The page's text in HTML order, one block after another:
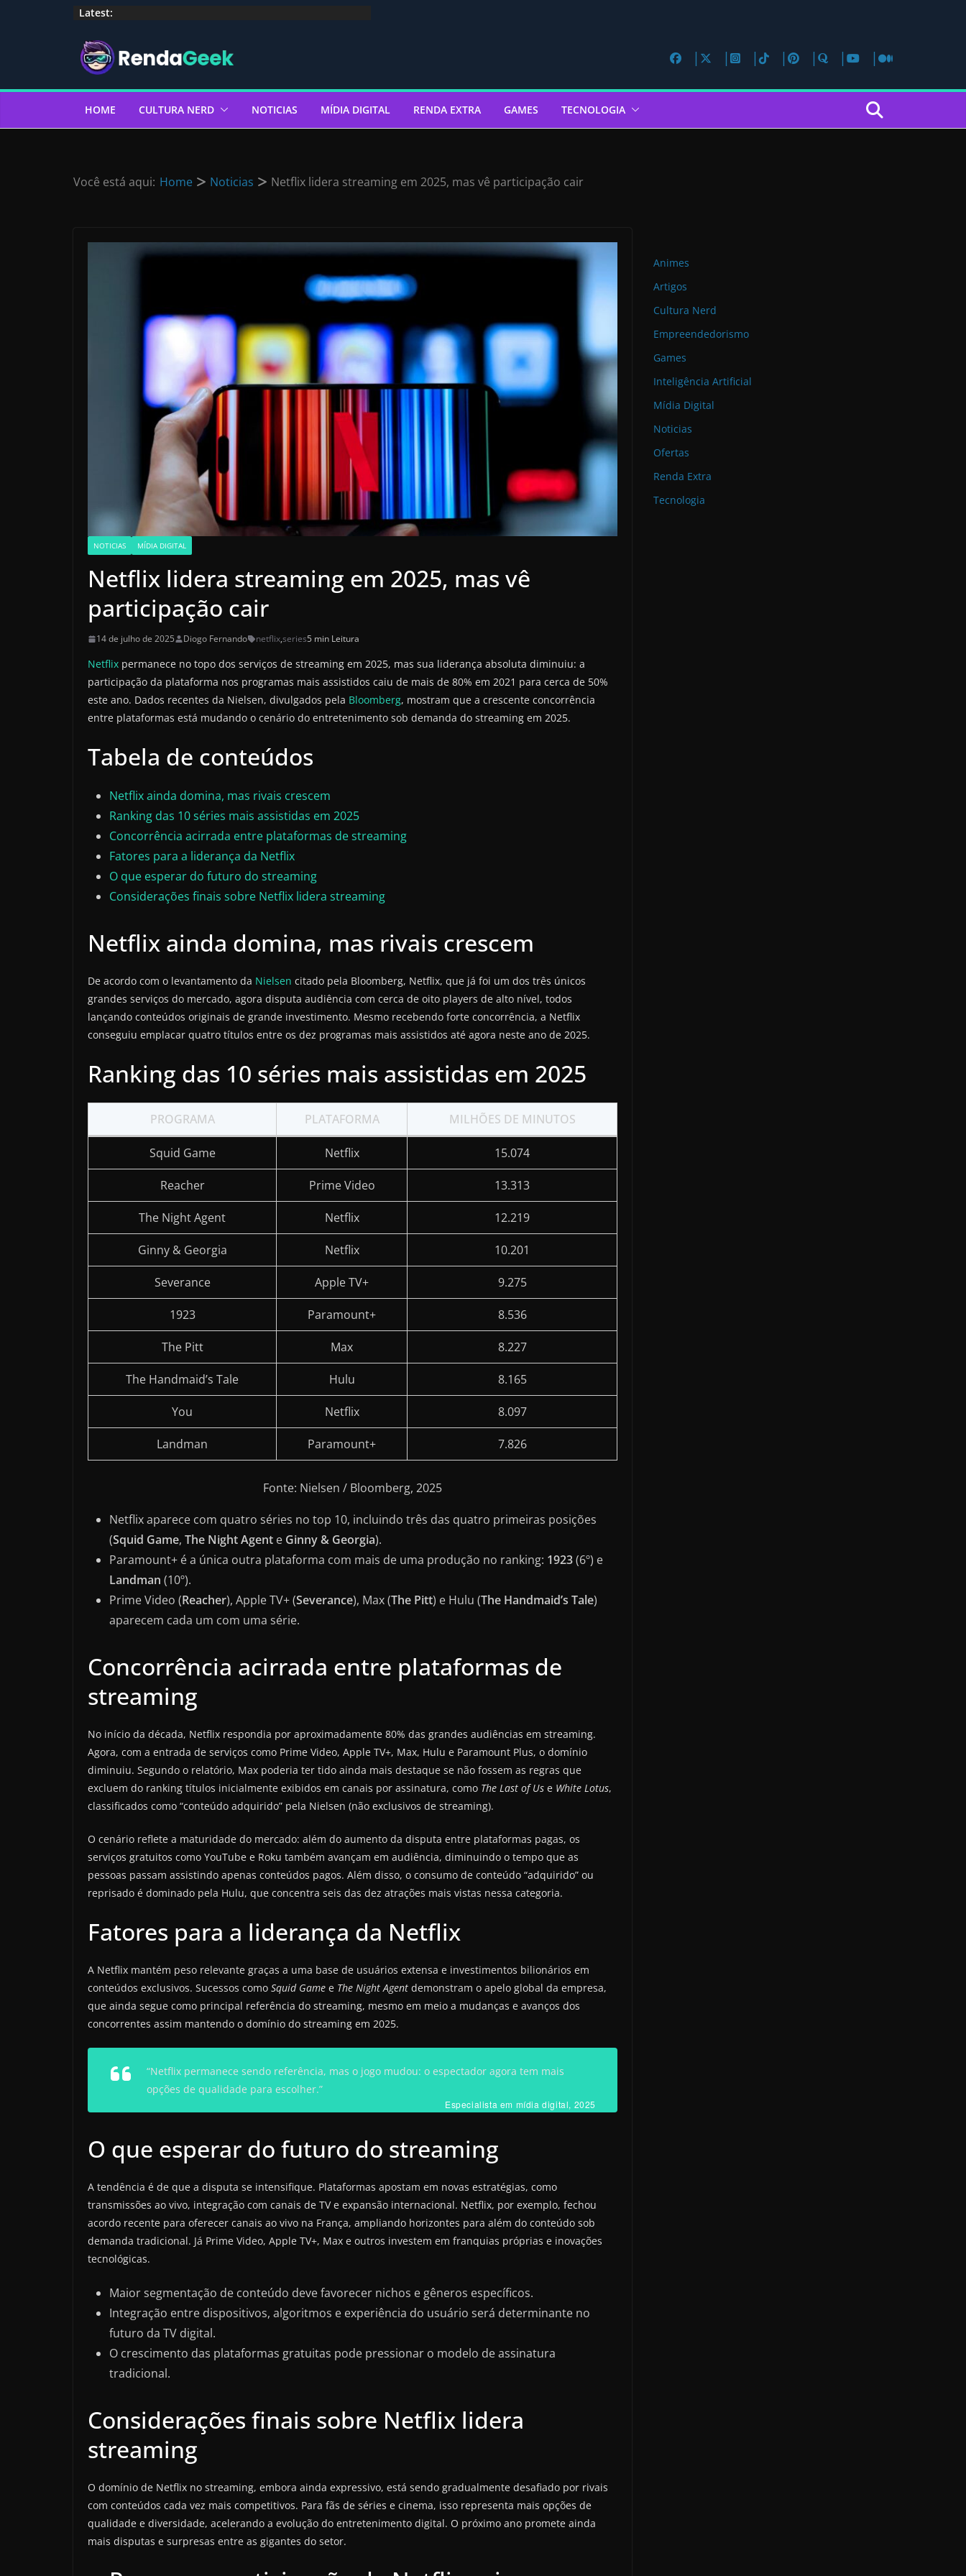
Latest:
HOME CULTURA NERD NOTICIAS MÍDIA DIGITAL RENDA EXTRA GAMES TECNOLOGIA
Você está aqui: Home Noticias Netflix lidera streaming em 2025, mas vê participação cair
NOTICIAS MÍDIA DIGITAL
Netflix lidera streaming em 2025, mas vê
participação cair
14 de julho de 2025 Diogo Fernando netflix,series5 min Leitura
Netflix permanece no topo dos serviços de streaming em 2025, mas sua liderança absoluta diminuiu: a
participação da plataforma nos programas mais assistidos caiu de mais de 80% em 2021 para cerca de 50%
este ano. Dados recentes da Nielsen, divulgados pela Bloomberg, mostram que a crescente concorrência
entre plataformas está mudando o cenário do entretenimento sob demanda do streaming em 2025.
Tabela de conteúdos
Netflix ainda domina, mas rivais crescem
Ranking das 10 séries mais assistidas em 2025
Concorrência acirrada entre plataformas de streaming
Fatores para a liderança da Netflix
O que esperar do futuro do streaming
Considerações finais sobre Netflix lidera streaming
Netflix ainda domina, mas rivais crescem
De acordo com o levantamento da Nielsen citado pela Bloomberg, Netflix, que já foi um dos três únicos
grandes serviços do mercado, agora disputa audiência com cerca de oito players de alto nível, todos
lançando conteúdos originais de grande investimento. Mesmo recebendo forte concorrência, a Netflix
conseguiu emplacar quatro títulos entre os dez programas mais assistidos até agora neste ano de 2025.
Ranking das 10 séries mais assistidas em 2025
PROGRAMA PLATAFORMA MILHÕES DE MINUTOS
Squid Game Netflix 15.074
Reacher Prime Video 13.313
The Night Agent Netflix 12.219
Ginny & Georgia Netflix 10.201
Severance Apple TV+ 9.275
1923 Paramount+ 8.536
The Pitt Max 8.227
The Handmaid’s Tale Hulu 8.165
You Netflix 8.097
Landman Paramount+ 7.826
Fonte: Nielsen / Bloomberg, 2025
Netflix aparece com quatro séries no top 10, incluindo três das quatro primeiras posições
(Squid Game, The Night Agent e Ginny & Georgia).
Paramount+ é a única outra plataforma com mais de uma produção no ranking: 1923(6º) e
Landman (10º).
Prime Video (Reacher), Apple TV+ (Severance), Max (The Pitt) e Hulu (The Handmaid’s Tale)
aparecem cada um com uma série.
Concorrência acirrada entre plataformas de
streaming
No início da década, Netflix respondia por aproximadamente 80% das grandes audiências em streaming.
Agora, com a entrada de serviços como Prime Video, Apple TV+, Max, Hulu e Paramount Plus, o domínio
diminuiu. Segundo o relatório, Max poderia ter tido ainda mais destaque se não fossem as regras que
excluem do ranking títulos inicialmente exibidos em canais por assinatura, como The Last of Us e White Lotus,
classificados como “conteúdo adquirido” pela Nielsen (não exclusivos de streaming).
O cenário reflete a maturidade do mercado: além do aumento da disputa entre plataformas pagas, os
serviços gratuitos como YouTube e Roku também avançam em audiência, diminuindo o tempo que as
pessoas passam assistindo apenas conteúdos pagos. Além disso, o consumo de conteúdo “adquirido” ou
reprisado é dominado pela Hulu, que concentra seis das dez atrações mais vistas nessa categoria.
Fatores para a liderança da Netflix
A Netflix mantém peso relevante graças a uma base de usuários extensa e investimentos bilionários em
conteúdos exclusivos. Sucessos como Squid Game e The Night Agent demonstram o apelo global da empresa,
que ainda segue como principal referência do streaming, mesmo em meio a mudanças e avanços dos
concorrentes assim mantendo o domínio do streaming em 2025.
“Netflix permanece sendo referência, mas o jogo mudou: o espectador agora tem mais
opções de qualidade para escolher.”
Especialista em mídia digital, 2025
O que esperar do futuro do streaming
A tendência é de que a disputa se intensifique. Plataformas apostam em novas estratégias, como
transmissões ao vivo, integração com canais de TV e expansão internacional. Netflix, por exemplo, fechou
acordo recente para oferecer canais ao vivo na França, ampliando horizontes para além do conteúdo sob
demanda tradicional. Já Prime Video, Apple TV+, Max e outros investem em franquias próprias e inovações
tecnológicas.
Maior segmentação de conteúdo deve favorecer nichos e gêneros específicos.
Integração entre dispositivos, algoritmos e experiência do usuário será determinante no
futuro da TV digital.
O crescimento das plataformas gratuitas pode pressionar o modelo de assinatura
tradicional.
Considerações finais sobre Netflix lidera
streaming
O domínio de Netflix no streaming, embora ainda expressivo, está sendo gradualmente desafiado por rivais
com conteúdos cada vez mais competitivos. Para fãs de séries e cinema, isso representa mais opções de
qualidade e diversidade, acelerando a evolução do entretenimento digital. O próximo ano promete ainda
mais disputas e surpresas entre as gigantes do setor.
Animes
Artigos
Cultura Nerd
Empreendedorismo
Games
Inteligência Artificial
Mídia Digital
Noticias
Ofertas
Renda Extra
Tecnologia